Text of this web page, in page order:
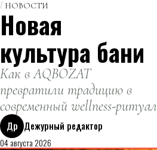
НОВОСТИ
Новая
культура бани
Как в AQBOZAT
превратили традицию в
современный wellness-ритуал
Др Дежурный редактор
04 августа 2026